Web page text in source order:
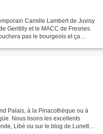
Camille Lambert de Juvisy
Gentilly et le MACC de Fresnes.
pas le bourgeois et ça
Palais, à la Pinacothèque ou à
Nous lisons les excellents
Libé ou sur le blog de Lunettes